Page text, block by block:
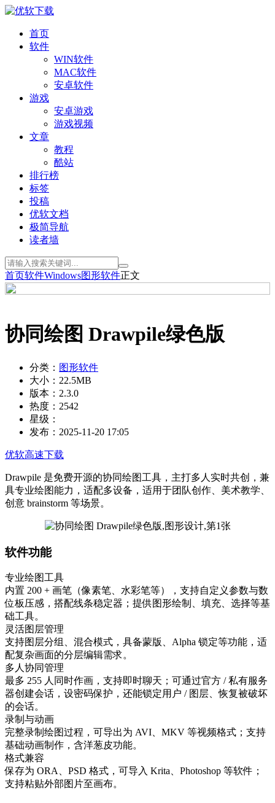
首页
软件
WIN软件
MAC软件
安卓软件
游戏
安卓游戏
游戏视频
文章
教程
酷站
排行榜
标签
投稿
优软文档
极简导航
读者墙
首页软件Windows图形软件正文
协同绘图 Drawpile绿色版
分类： 图形软件
大小： 22.5MB
版本： 2.3.0
热度： 2542
星级：
发布： 2025-11-20 17:05
优软高速下载
Drawpile 是免费开源的协同绘图工具，主打多人实时共创，兼
具专业绘图能力，适配多设备，适用于团队创作、美术教学、
创意 brainstorm 等场景。
软件功能
专业绘图工具
内置 200 + 画笔（像素笔、水彩笔等），支持自定义参数与数
位板压感，搭配线条稳定器；提供图形绘制、填充、选择等基
础工具。
灵活图层管理
支持图层分组、混合模式，具备蒙版、Alpha 锁定等功能，适
配复杂画面的分层编辑需求。
多人协同管理
最多 255 人同时作画，支持即时聊天；可通过官方 / 私有服务
器创建会话，设密码保护，还能锁定用户 / 图层、恢复被破坏
的会话。
录制与动画
完整录制绘图过程，可导出为 AVI、MKV 等视频格式；支持
基础动画制作，含洋葱皮功能。
格式兼容
保存为 ORA、PSD 格式，可导入 Krita、Photoshop 等软件；
支持粘贴外部图片至画布。